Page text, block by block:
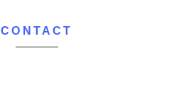
CONTACT